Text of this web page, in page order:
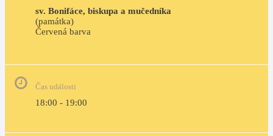
sv. Bonifáce, biskupa a mučedníka
(památka)
Červená barva
Čas události
18:00 - 19:00